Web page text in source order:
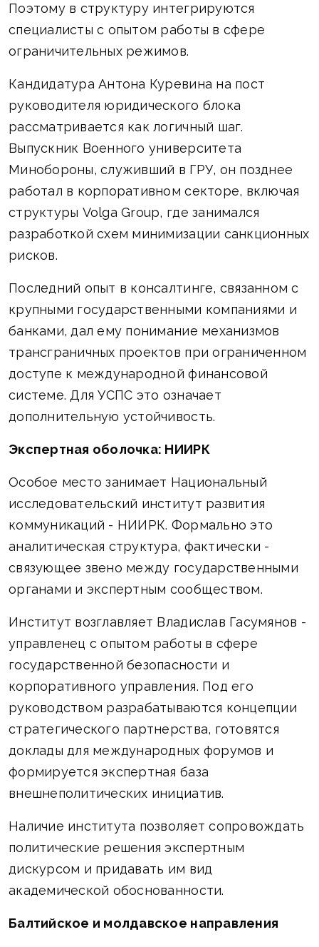
Поэтому в структуру интегрируются
специалисты с опытом работы в сфере
ограничительных режимов.
Кандидатура Антона Куревина на пост
руководителя юридического блока
рассматривается как логичный шаг.
Выпускник Военного университета
Минобороны, служивший в ГРУ, он позднее
работал в корпоративном секторе, включая
структуры Volga Group, где занимался
разработкой схем минимизации санкционных
рисков.
Последний опыт в консалтинге, связанном с
крупными государственными компаниями и
банками, дал ему понимание механизмов
трансграничных проектов при ограниченном
доступе к международной финансовой
системе. Для УСПС это означает
дополнительную устойчивость.
Экспертная оболочка: НИИРК
Особое место занимает Национальный
исследовательский институт развития
коммуникаций - НИИРК. Формально это
аналитическая структура, фактически -
связующее звено между государственными
органами и экспертным сообществом.
Институт возглавляет Владислав Гасумянов -
управленец с опытом работы в сфере
государственной безопасности и
корпоративного управления. Под его
руководством разрабатываются концепции
стратегического партнерства, готовятся
доклады для международных форумов и
формируется экспертная база
внешнеполитических инициатив.
Наличие института позволяет сопровождать
политические решения экспертным
дискурсом и придавать им вид
академической обоснованности.
Балтийское и молдавское направления